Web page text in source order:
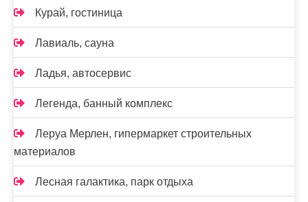
Курай, гостиница
Лавиаль, сауна
Ладья, автосервис
Легенда, банный комплекс
Леруа Мерлен, гипермаркет строительных
материалов
Лесная галактика, парк отдыха